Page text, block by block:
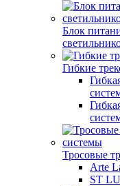
Блок
Гибкие
Тросовые
Arte
ST